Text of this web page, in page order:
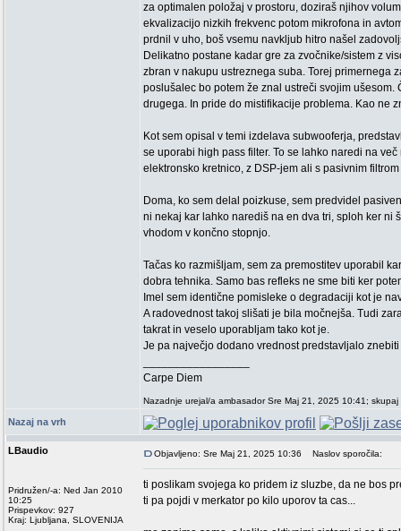
za optimalen položaj v prostoru, doziraš njihov
ekvalizacijo nizkih frekvenc potom mikrofona in
prdnil v uho, boš vsemu navkljub hitro našel
Delikatno postane kadar gre za zvočnike/sistem z
zbran v nakupu ustreznega suba. Torej primernega
poslušalec bo potem že znal ustreči svojim
drugega. In pride do mistifikacije problema. Kao ne
Kot sem opisal v temi izdelava subwooferja,
se uporabi high pass filter. To se lahko naredi na
elektronsko kretnico, z DSP-jem ali s pasivnim
Doma, ko sem delal poizkuse, sem predvidel
ni nekaj kar lahko narediš na en dva tri, sploh ker ni
vhodom v končno stopnjo.
Tačas ko razmišljam, sem za premostitev uporabil
dobra tehnika. Samo bas refleks ne sme biti ker
Imel sem identične pomisleke o degradaciji kot je
A radovednost takoj slišati je bila močnejša. Tudi
takrat in veselo uporabljam tako kot je.
Je pa največjo dodano vrednost predstavljalo
Carpe Diem
Nazadnje urejal/a ambasador Sre Maj 21, 2025 10:41;
Nazaj na vrh
LBaudio
Pridružen/-a: Ned Jan 2010
10:25
Prispevkov: 927
Kraj: Ljubljana, SLOVENIJA
Objavljeno: Sre Maj 21, 2025 10:36 Naslov sporočila:
ti poslikam svojega ko pridem iz sluzbe, da ne bos
ti pa pojdi v merkator po kilo uporov ta cas...